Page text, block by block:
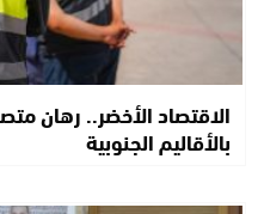
الاقتصاد الأخضر.. رهان
بالأقاليم الجنوبية